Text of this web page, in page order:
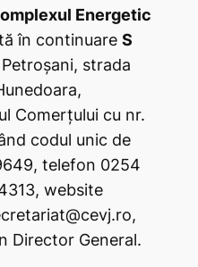
Energetic
în continuare S
strada
Comerțului cu nr.
codul unic de
telefon 0254
website
Director General.